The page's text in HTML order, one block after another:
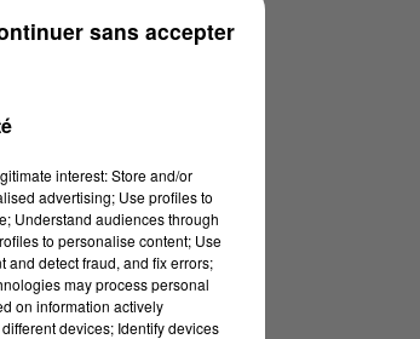
interest: Store and/or
advertising; Use profiles to
Understand audiences through
to personalise content; Use
and detect fraud, and fix errors;
may process personal
on information actively
devices; Identify devices
sans accepter